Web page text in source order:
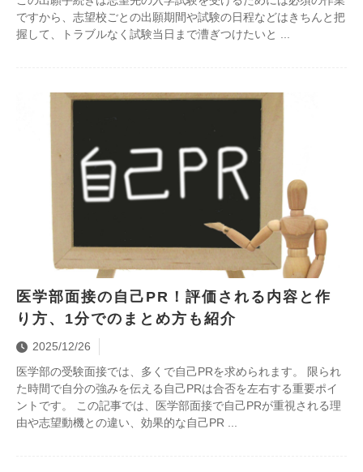
ですから、志望校ごとの出願期間や試験の日程などはきちんと把
握して、トラブルなく試験当日まで漕ぎつけたいと
医学部面接の自己PR！評価される内容と作
り方、1分でのまとめ方も紹介
2025/12/26
医学部の受験面接では、多くで自己PRを求められます。 限られ
た時間で自分の強みを伝える自己PRは合否を左右する重要ポイ
ントです。 この記事では、医学部面接で自己PRが重視される理
由や志望動機との違い、効果的な自己PR